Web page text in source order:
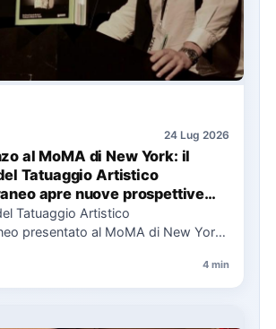
24 Lug 2026
al MoMA di New York: il
Tatuaggio Artistico
apre nuove prospettive
Tatuaggio Artistico
presentato al MoMA di New York
4 min